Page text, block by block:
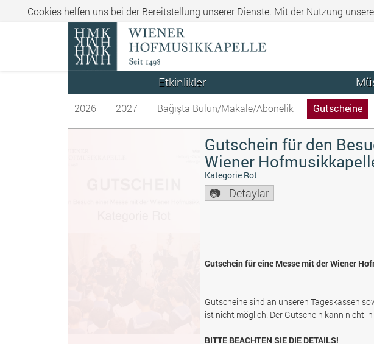
Cookies helfen uns bei der Bereitstellung unserer Dienste. Mit der Nutzung
Etkinlikler
2026 2027 Bağışta Bulun/Makale/Abonelik Gutscheine
Gutschein für den
Wiener
Kategorie Rot
Detaylar
Gutschein für eine Messe mit der Wiener
Gutscheine sind an unseren Tageskassen
ist nicht möglich. Der Gutschein kann nicht
BITTE BEACHTEN SIE DIE DETAILS!